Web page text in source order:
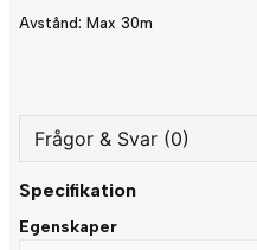
Avstånd: Max 30m
Frågor & Svar (0)
question
Specifikation
Egenskaper